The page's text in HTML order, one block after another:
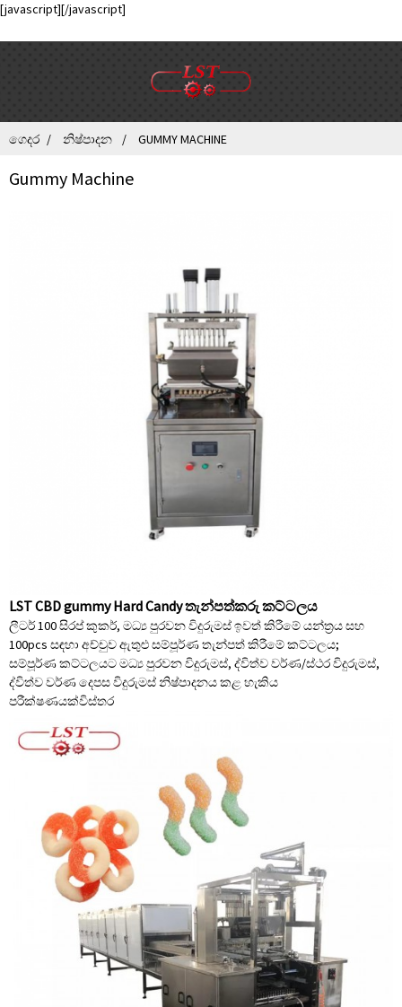
[javascript][/javascript]
ගෙදර නිෂ්පාදන GUMMY MACHINE
Gummy Machine
LST CBD gummy Hard Candy තැන්පත්කරු කට්ටලය
ලීටර් 100 සිරප් කුකර්, මධ්‍ය පුරවන විදුරුමස් ඉවත් කිරීමේ යන්ත්‍රය සහ
100pcs සඳහා අච්චුව ඇතුළු සම්පූර්ණ තැන්පත් කිරීමේ කට්ටලය;
සම්පූර්ණ කට්ටලයට මධ්‍ය පුරවන විදුරුමස්, ද්විත්ව වර්ණ/ස්ථර විදුරුමස්,
ද්විත්ව වර්ණ දෙපස විදුරුමස් නිෂ්පාදනය කළ හැකිය
පරීක්ෂණයක්විස්තර